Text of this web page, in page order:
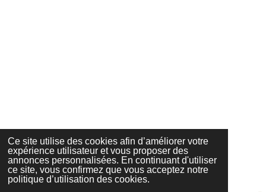
Ce site utilise des cookies afin d’améliorer votre
expérience utilisateur et vous proposer des
annonces personnalisées. En continuant d'utiliser
ce site, vous confirmez que vous acceptez notre
politique d’utilisation des cookies.